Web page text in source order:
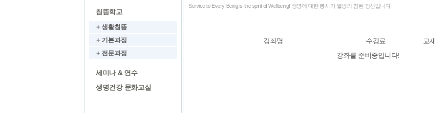
침뜸학교
+ 생활침뜸
+ 기본과정
+ 전문과정
세미나 & 연수
생명건강 문화교실
Service to Every Being is the spirit of Wellbeing! 생명에 대한 봉사가 웰빙의 참된 정신입니다!
강좌명 수강료 교재
강좌를 준비중입니다!